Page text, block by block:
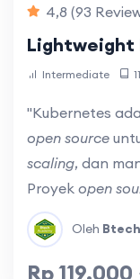
4,8 (93
Intermediate
"Kubernetes
open source
scaling, dan
Proyek open
Computing
Oleh
Rp 119.000